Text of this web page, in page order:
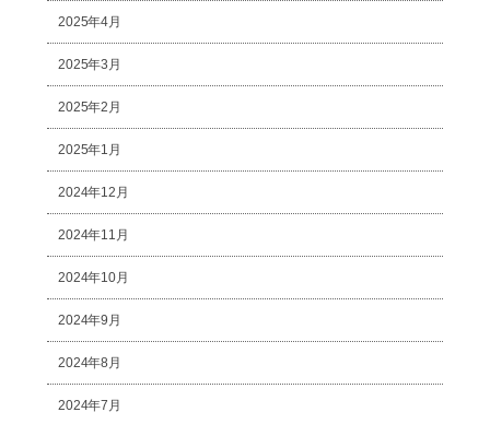
2025年4月
2025年3月
2025年2月
2025年1月
2024年12月
2024年11月
2024年10月
2024年9月
2024年8月
2024年7月